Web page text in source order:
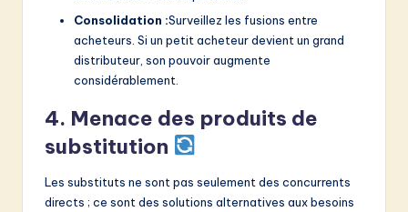
Consolidation :Surveillez les fusions entre
acheteurs. Si un petit acheteur devient un grand
distributeur, son pouvoir augmente
considérablement.
4. Menace des produits de
substitution
Les substituts ne sont pas seulement des concurrents
directs ; ce sont des solutions alternatives aux besoins